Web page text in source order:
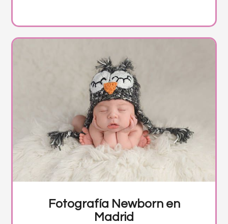
Fotografía Newborn en
Madrid